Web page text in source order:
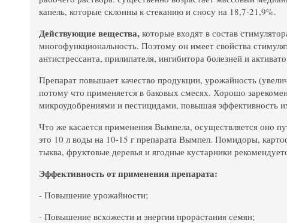
капель, которые склонны к стеканию и сносу на 18,7-21,9%.
Действующие вещества,которые входят в состав
многофункциональность. Поэтому он имеет свойства
антистрессанта, прилипателя, ингибитора болезней и
Препарат повышает качество продукции, урожайность
потому что применяется в баковых смесях. Хорошо
микроудобрениями и пестицидами, повышая эффективность
Что же касается применения Вымпела, осуществляется оно
это 10 л воды на 10-15 г препарата Вымпел. Помидоры,
тыква, фруктовые деревья и ягодные кустарники
Эффективность от применения препарата:
- Повышение урожайности;
- Повышение всхожести и энергии прорастания семян;